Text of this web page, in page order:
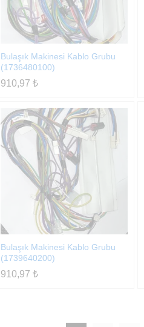
Bulaşık Makinesi Kablo Grubu
(1736480100)
910,97 ₺
Bulaşık Makinesi Kablo Grubu
(1739640200)
910,97 ₺